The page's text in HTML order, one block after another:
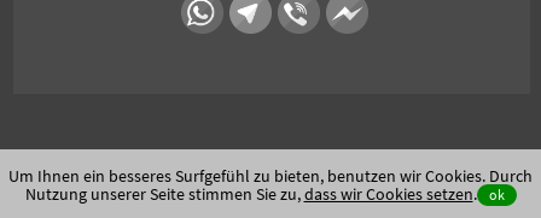
Um Ihnen ein besseres Surfgefühl zu bieten, benutzen wir Cookies. Durch
Nutzung unserer Seite stimmen Sie zu,dass wir Cookies setzen. ok